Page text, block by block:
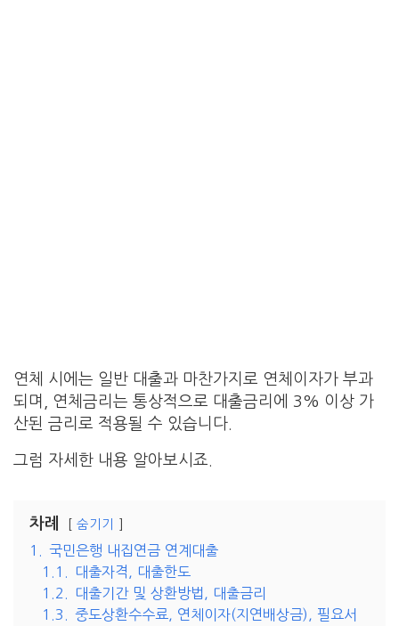
연체 시에는 일반 대출과 마찬가지로 연체이자가 부과
되며, 연체금리는 통상적으로 대출금리에 3% 이상 가
산된 금리로 적용될 수 있습니다.
그럼 자세한 내용 알아보시죠.
차례 숨기기
1.
국민은행 내집연금 연계대출
1.1.
대출자격, 대출한도
1.2.
대출기간 및 상환방법, 대출금리
1.3.
중도상환수수료, 연체이자(지연배상금), 필요서